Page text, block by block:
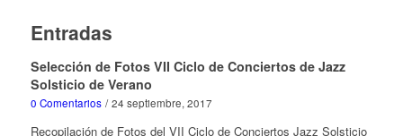
Entradas
Selección de Fotos VII Ciclo de Conciertos de Jazz
Solsticio de Verano
0 Comentarios / 24 septiembre, 2017
Recopilación de Fotos del VII Ciclo de Conciertos Jazz Solsticio